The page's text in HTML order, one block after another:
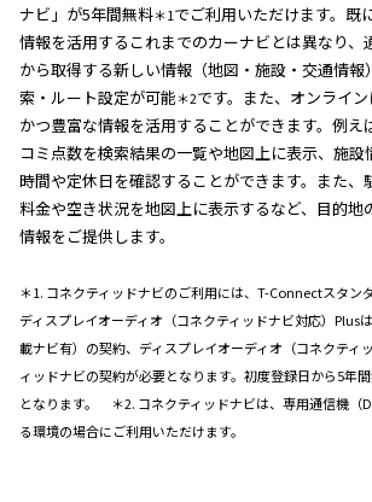
ナビ」が5年間無料＊1でご利用いただけます。既
情報を活用するこれまでのカーナビとは異なり、
から取得する新しい情報（地図・施設・交通情
索・ルート設定が可能＊2です。また、オンライ
かつ豊富な情報を活用することができます。例え
コミ点数を検索結果の一覧や地図上に表示、施
時間や定休日を確認することができます。また、
料金や空き状況を地図上に表示するなど、目的地
情報をご提供します。
＊1. コネクティッドナビのご利用には、T-Connectスタン
ディスプレイオーディオ（コネクティッドナビ対応）Plus
載ナビ有）の契約、ディスプレイオーディオ（コネクティ
ィッドナビの契約が必要となります。初度登録日から5年間
となります。 ＊2. コネクティッドナビは、専用通信機（
る環境の場合にご利用いただけます。